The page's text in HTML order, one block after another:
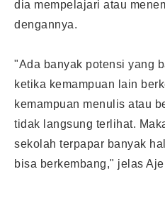
dia mempelajari atau
dengannya.
"Ada banyak potensi yang
ketika kemampuan lain
kemampuan menulis atau
tidak langsung terlihat.
sekolah terpapar banyak
bisa berkembang," jelas